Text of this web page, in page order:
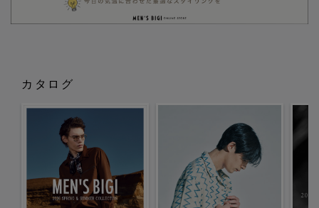
カタログ